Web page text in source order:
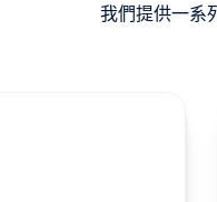
我們提供一系